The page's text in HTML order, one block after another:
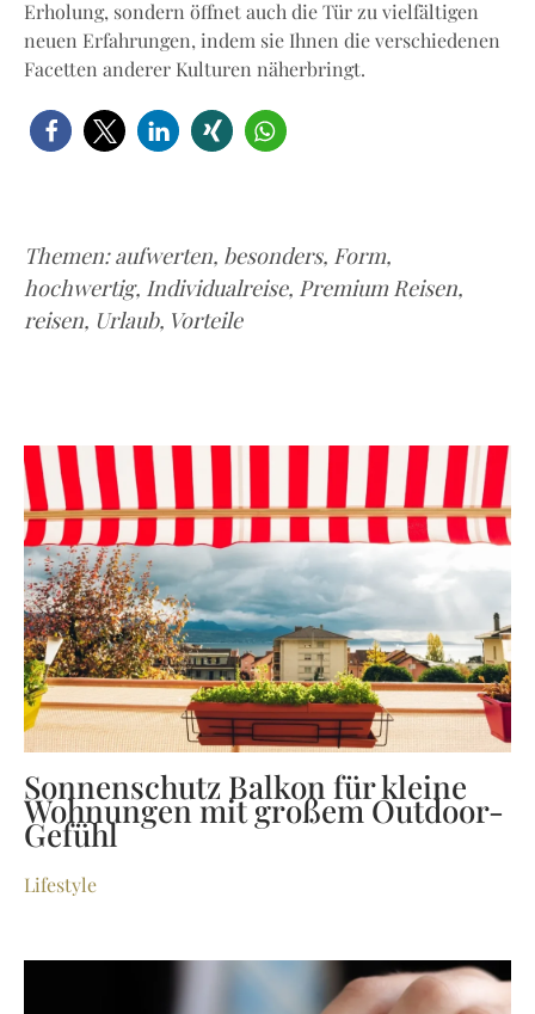
Erholung, sondern öffnet auch die Tür zu vielfältigen
neuen Erfahrungen, indem sie Ihnen die verschiedenen
Facetten anderer Kulturen näherbringt.
Themen: aufwerten, besonders, Form,
hochwertig, Individualreise, Premium Reisen,
reisen, Urlaub, Vorteile
Sonnenschutz Balkon für kleine
Wohnungen mit großem Outdoor-
Gefühl
Lifestyle